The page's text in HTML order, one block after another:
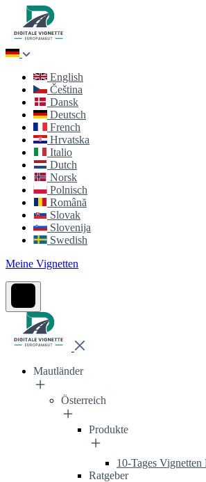
English
Čeština
Dansk
Deutsch
French
Hrvatska
Italio
Dutch
Norsk
Polnisch
Română
Slovak
Slovenija
Swedish
Meine Vignetten
Mautländer
Österreich
Produkte
10-Tages Vignetten
Ratgeber